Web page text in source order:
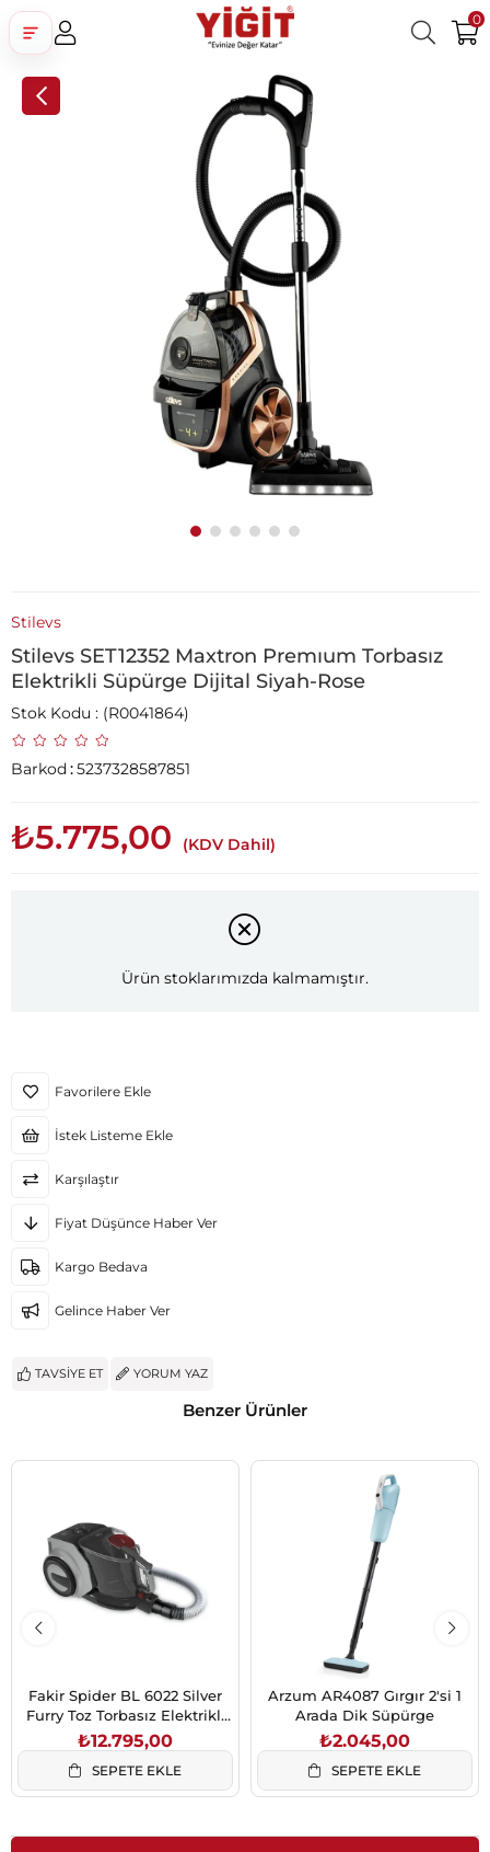
0
Facebook İle Bağlan
Google İle Bağlan
Stilevs
Stilevs SET12352 Maxtron Premıum Torbasız
Elektrikli Süpürge Dijital Siyah-Rose
Stok Kodu (R0041864)
Barkod:5237328587851
₺5.775,00 (KDV Dahil)
Ürün stoklarımızda kalmamıştır.
Favorilere Ekle
İstek Listeme Ekle
Karşılaştır
Fiyat Düşünce Haber Ver
Kargo Bedava
Gelince Haber Ver
TAVSIYE ET YORUM YAZ
Benzer Ürünler
Fakir Spider BL 6022 Silver
Furry Toz Torbasız Elektrikli
Süpürge 899W
₺12.795,00
SEPETE EKLE
Arzum AR4087 Gırgır 2'si 1
Arada Dik Süpürge
₺2.045,00
SEPETE EKLE